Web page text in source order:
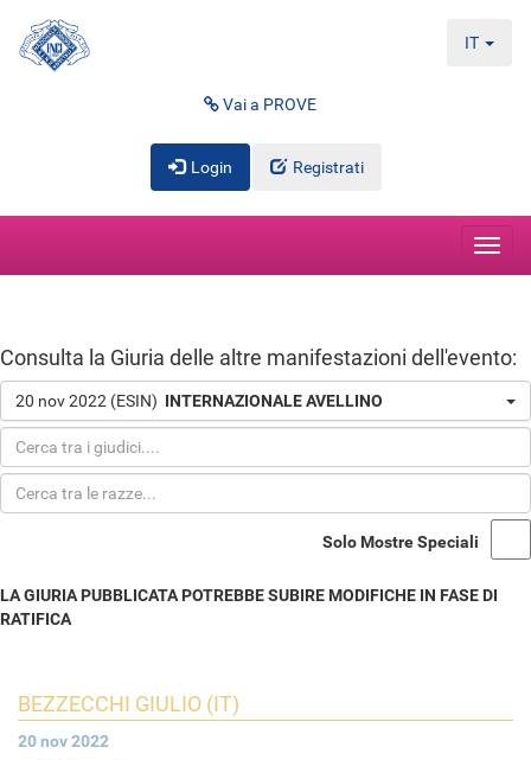
Vai a PROVE
Login Registrati
IT
Consulta la Giuria delle altre manifestazioni dell'evento:
20 nov 2022 (ESIN) INTERNAZIONALE AVELLINO
Solo Mostre Speciali
LA GIURIA PUBBLICATA POTREBBE SUBIRE MODIFICHE IN FASE DI
RATIFICA
BEZZECCHI GIULIO (IT)
20 nov 2022